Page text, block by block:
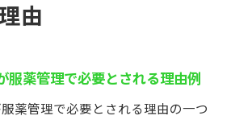
由
服薬管理で必要とされる理由例
薬管理で必要とされる理由の一つ